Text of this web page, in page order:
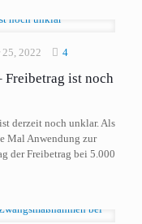
2022 4
Freibetrag ist noch
derzeit noch unklar. Als
Mal Anwendung zur
der Freibetrag bei 5.000